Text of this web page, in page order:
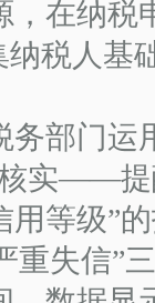
，在纳税
税人基
部门运
实——
用等级”
重失信”